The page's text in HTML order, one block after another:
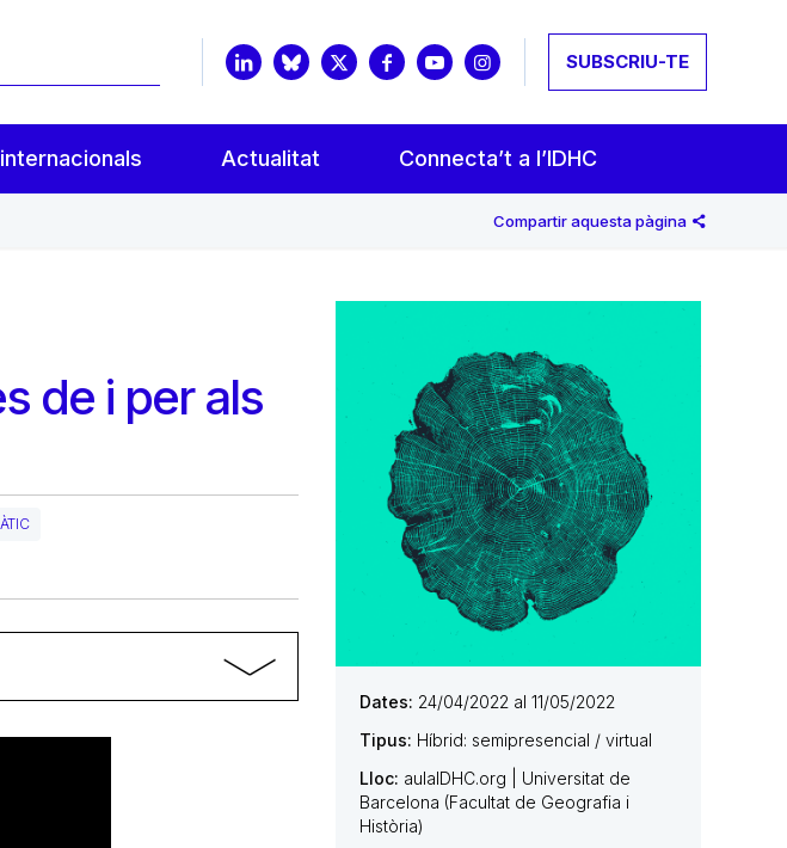
SUBSCRIU-TE
Actualitat Connecta’t a l’IDHC
Compartir aquesta pàgina
de i per als
Dates: 24/04/2022 al 11/05/2022
Tipus: Híbrid: semipresencial / virtual
Lloc: aulaIDHC.org | Universitat de
Barcelona (Facultat de Geografia i
Història)